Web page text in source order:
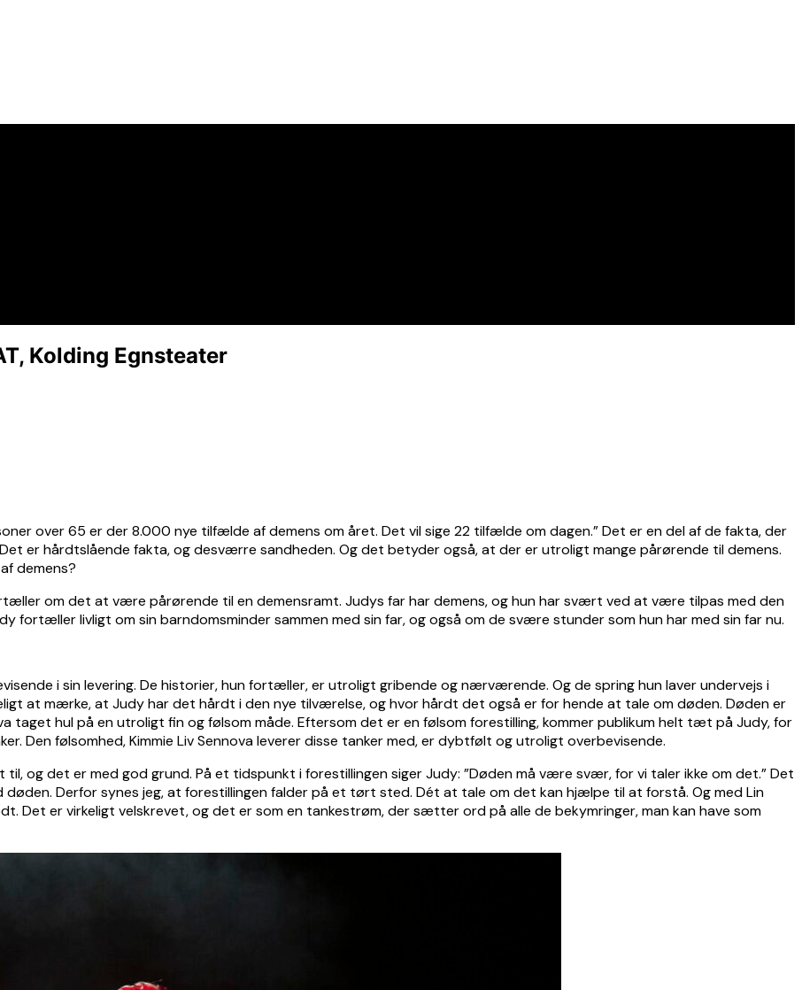
Kolding Egnsteater
over 65 er der 8.000 nye tilfælde af demens om året. Det vil sige 22 tilfælde om dagen.” Det er en del af de fakta, der
Det er hårdtslående fakta, og desværre sandheden. Og det betyder også, at der er utroligt mange pårørende til demens.
demens?
om det at være pårørende til en demensramt. Judys far har demens, og hun har svært ved at være tilpas med den
fortæller livligt om sin barndomsminder sammen med sin far, og også om de svære stunder som hun har med sin far nu.
i sin levering. De historier, hun fortæller, er utroligt gribende og nærværende. Og de spring hun laver undervejs i
at mærke, at Judy har det hårdt i den nye tilværelse, og hvor hårdt det også er for hende at tale om døden. Døden er
taget hul på en utroligt fin og følsom måde. Eftersom det er en følsom forestilling, kommer publikum helt tæt på Judy, for
Den følsomhed, Kimmie Liv Sennova leverer disse tanker med, er dybtfølt og utroligt overbevisende.
og det er med god grund. På et tidspunkt i forestillingen siger Judy: ”Døden må være svær, for vi taler ikke om det.” Det
Derfor synes jeg, at forestillingen falder på et tørt sted. Dét at tale om det kan hjælpe til at forstå. Og med Lin
Det er virkeligt velskrevet, og det er som en tankestrøm, der sætter ord på alle de bekymringer, man kan have som